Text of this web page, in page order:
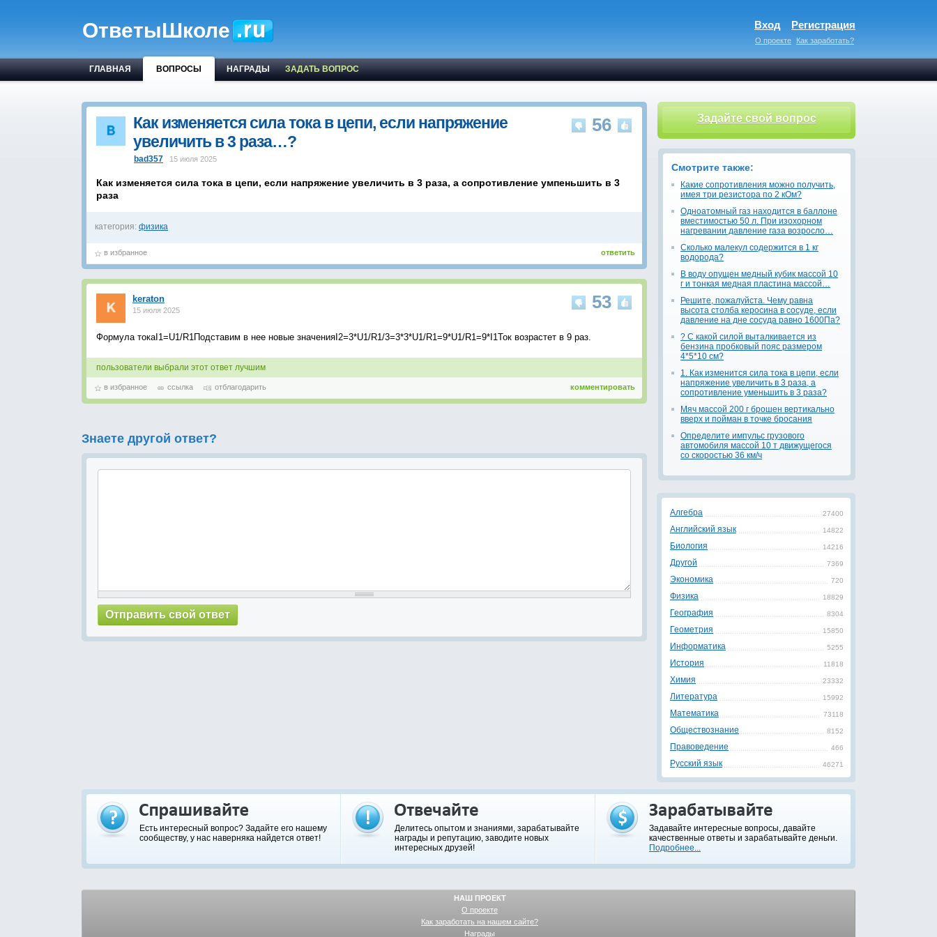
ОтветыШколе Вход Регистрация
О проекте Как заработать?
ГЛАВНАЯ ВОПРОСЫ НАГРАДЫ ЗАДАТЬ ВОПРОС
56
Как изменяется сила тока в цепи, если напряжение
увеличить в 3 раза…?
bad357 15 июля 2025
Как изменяется сила тока в цепи, если напряжение увеличить в 3 раза, а сопротивление умпеньшить в 3
раза
категория: физика
ответить
в избранное
53
keraton
15 июля 2025
Формула токаI1=U1/R1Подставим в нее новые значенияI2=3*U1/R1/3=3*3*U1/R1=9*U1/R1=9*I1Ток возрастет в 9 раз.
пользователи выбрали этот ответ лучшим
комментировать
в избранное ссылка отблагодарить
Знаете другой ответ?
Задайте свой вопрос
Смотрите также:
Какие сопротивления можно получить,
имея три резистора по 2 кОм?
Одноатомный газ находится в баллоне
вместимостью 50 л. При изохорном
нагревании давление газа возросло…
Сколько малекул содержится в 1 кг
водорода?
В воду опущен медный кубик массой 10
г и тонкая медная пластина массой…
Решите, пожалуйста. Чему равна
высота столба керосина в сосуде, если
давление на дне сосуда равно 1600Па?
? С какой силой выталкивается из
бензина пробковый пояс размером
4*5*10 см?
1. Как изменится сила тока в цепи, если
напряжение увеличить в 3 раза, а
сопротивление уменьшить в 3 раза?
Мяч массой 200 г брошен вертикально
вверх и пойман в точке бросания
Определите импульс грузового
автомобиля массой 10 т движущегося
со скоростью 36 км/ч
27400
Алгебра
14822
Английский язык
14216
Биология
7369
Другой
720
Экономика
18829
Физика
8304
География
15850
Геометрия
5255
Информатика
11818
История
23332
Химия
15992
Литература
73118
Математика
8152
Обществознание
466
Правоведение
46271
Русский язык
Есть интересный вопрос? Задайте его нашему
сообществу, у нас наверняка найдется ответ!
Делитесь опытом и знаниями, зарабатывайте
награды и репутацию, заводите новых
интересных друзей!
Задавайте интересные вопросы, давайте
качественные ответы и зарабатывайте деньги.
Подробнее...
НАШ ПРОЕКТ
О проекте
Как заработать на нашем сайте?
Награды